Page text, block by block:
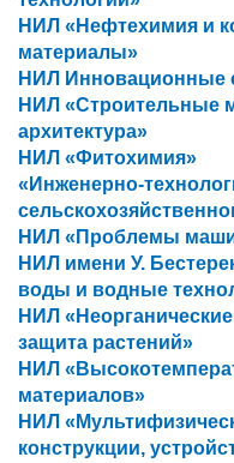
НИЛ «Нефтехимия и
материалы»
НИЛ Инновационные
НИЛ «Строительные
архитектура»
НИЛ «Фитохимия»
«Инженерно-
НИЛ «Проблемы
НИЛ имени У.
воды и водные
НИЛ
защита растений»
НИЛ
материалов»
НИЛ
конструкции,